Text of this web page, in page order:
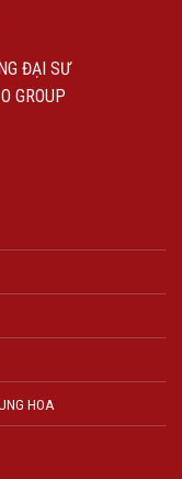
ĐẠI SƯ
GROUP
HOA